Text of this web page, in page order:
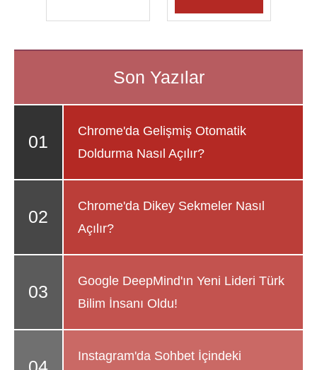
Chrome'da Gelişmiş Otomatik
Doldurma Nasıl Açılır?
Chrome'da Dikey Sekmeler Nasıl
Açılır?
Google DeepMind'ın Yeni Lideri Türk
Bilim İnsanı Oldu!
Instagram'da Sohbet İçindeki